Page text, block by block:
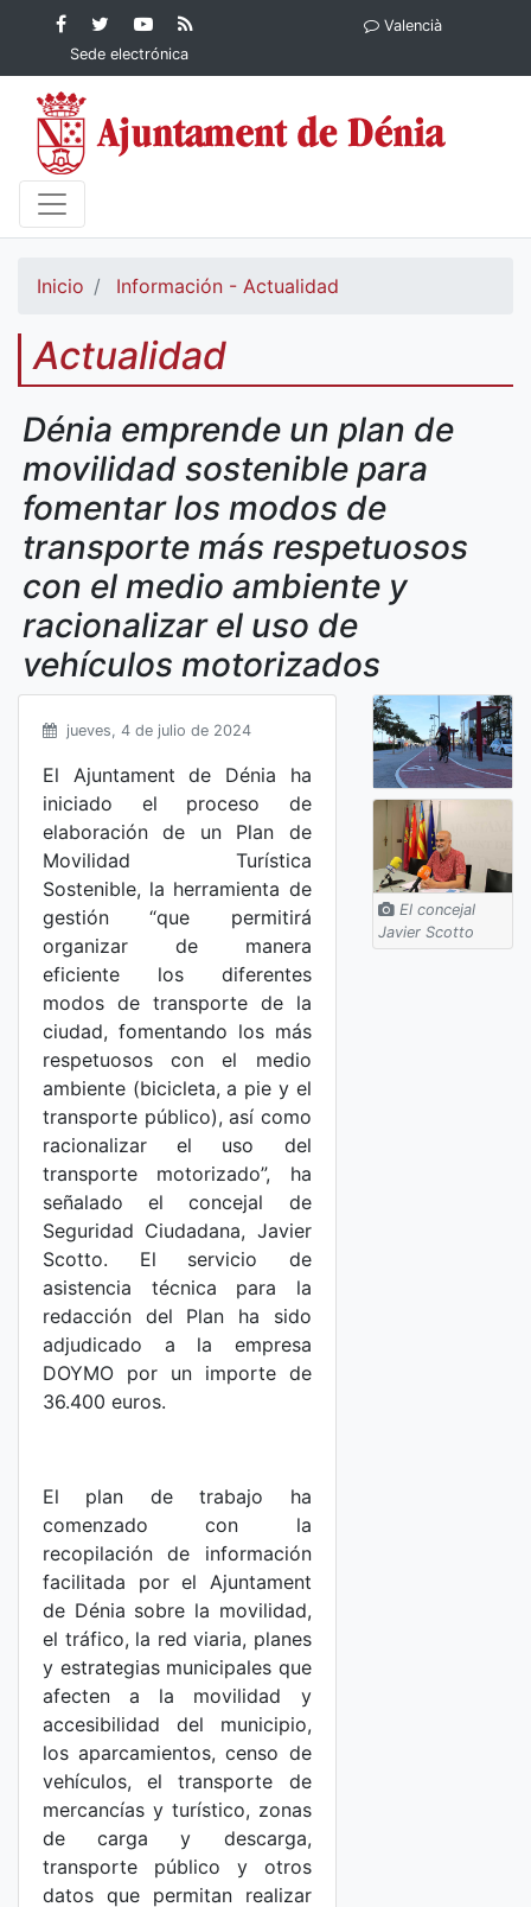
Contenido principalFacebook
Ayuntamiento de
Dénia
Ayuntamiento
de Dénia
YouTube
Ayuntamiento
de Dénia
Ayuntamiento
Sede electrónica
Valencià
Inicio Información - Actualidad
Actualidad
Dénia emprende un plan de
movilidad sostenible para
fomentar los modos de
transporte más respetuosos
con el medio ambiente y
racionalizar el uso de
vehículos motorizados
jueves, 4 de julio de 2024
El Ajuntament de Dénia ha
iniciado el proceso de
elaboración de un Plan de
Movilidad Turística
Sostenible, la herramienta de
gestión “que permitirá
organizar de manera
eficiente los diferentes
modos de transporte de la
ciudad, fomentando los más
respetuosos con el medio
ambiente (bicicleta, a pie y el
transporte público), así como
racionalizar el uso del
transporte motorizado”, ha
señalado el concejal de
Seguridad Ciudadana, Javier
Scotto. El servicio de
asistencia técnica para la
redacción del Plan ha sido
adjudicado a la empresa
DOYMO por un importe de
36.400 euros.
El plan de trabajo ha
comenzado con la
recopilación de información
facilitada por el Ajuntament
de Dénia sobre la movilidad,
el tráfico, la red viaria, planes
y estrategias municipales que
afecten a la movilidad y
accesibilidad del municipio,
los aparcamientos, censo de
vehículos, el transporte de
mercancías y turístico, zonas
de carga y descarga,
transporte público y otros
datos que permitan realizar
El concejal
Javier Scotto